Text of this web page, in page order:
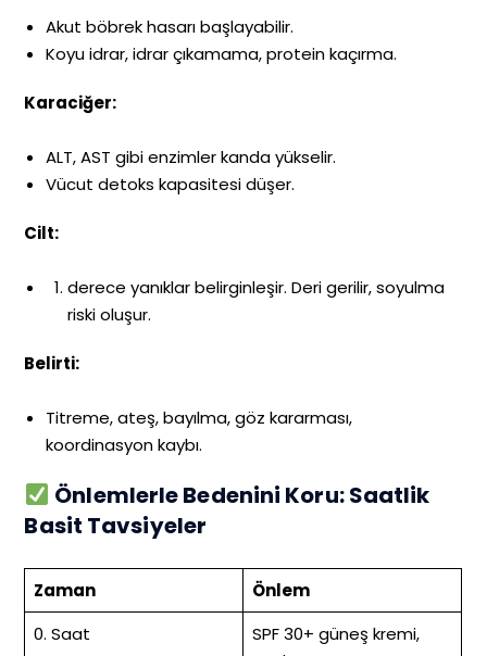
Akut böbrek hasarı başlayabilir.
Koyu idrar, idrar çıkamama, protein kaçırma.
Karaciğer:
ALT, AST gibi enzimler kanda yükselir.
Vücut detoks kapasitesi düşer.
Cilt:
derece yanıklar belirginleşir. Deri gerilir, soyulma
riski oluşur.
Belirti:
Titreme, ateş, bayılma, göz kararması,
koordinasyon kaybı.
Önlemlerle Bedenini Koru: Saatlik
Basit Tavsiyeler
Zaman
Önlem
0. Saat
SPF 30+ güneş kremi,